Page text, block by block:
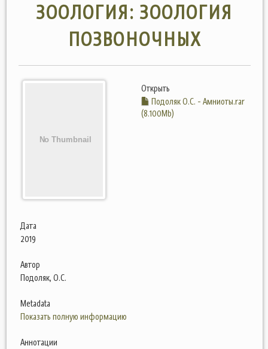
ЗООЛОГИЯ: ЗООЛОГИЯ
ПОЗВОНОЧНЫХ
Открыть
Подоляк О.С. - Амниоты.rar
(8.100Mb)
Дата
2019
Автор
Подоляк, О.С.
Metadata
Показать полную информацию
Аннотации